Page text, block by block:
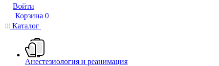
Войти
Корзина 0
Каталог
Анестезиология и реанимация